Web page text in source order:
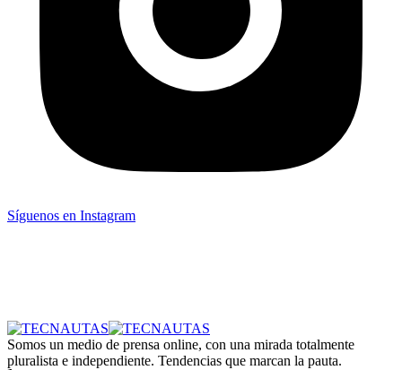
Síguenos en Instagram
Somos un medio de prensa online, con una mirada totalmente
pluralista e independiente. Tendencias que marcan la pauta.